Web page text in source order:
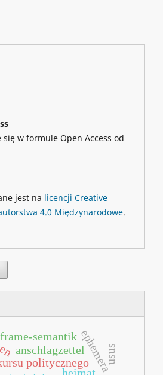
się w formule Open Access od
jest na licencji Creative
4.0 Międzynarodowe.
politycznego
anschlagzettelephemera
frame-semantik
usus